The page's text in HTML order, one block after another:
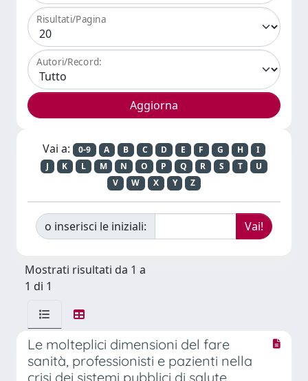
Risultati/Pagina
Autori/Record:
Vai a: 0-9 A B C D E F G H
I
J
K L M N O P Q R S T
U
V
W X Y Z
o inserisci le iniziali:
Mostrati risultati da 1 a
1 di 1
Le molteplici dimensioni del fare
sanità, professionisti e pazienti nella
crisi dei sistemi pubblici di salute